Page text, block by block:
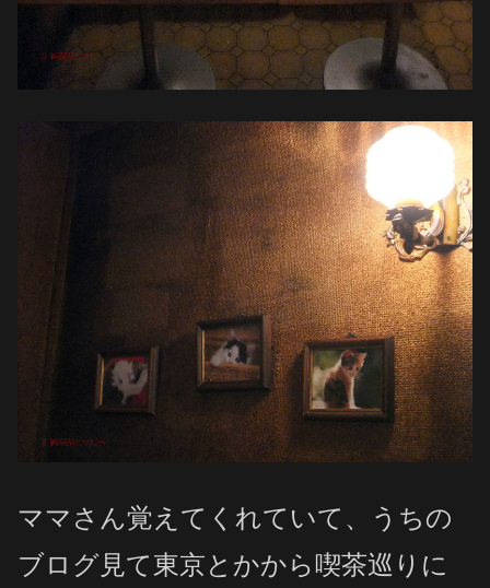
ママさん覚えてくれていて、うちの
ブログ見て東京とかから喫茶巡りに